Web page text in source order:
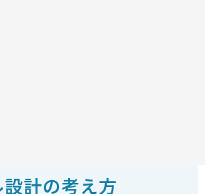
触れています。
採用へ
組織」～
計の考え方